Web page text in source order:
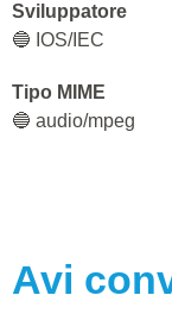
Sviluppatore
🔵 IOS/IEC
Tipo MIME
🔵 audio/mpeg
Avi